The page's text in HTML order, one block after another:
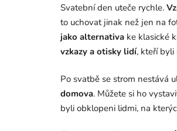
Svatební den uteče rychle.
to uchovat jinak než jen na
jako alternativa ke klasické
vzkazy a otisky lidí, kteří byli
Po svatbě se strom nestává
domova. Můžete si ho
byli obklopeni lidmi, na